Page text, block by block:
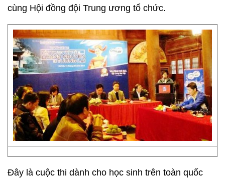
cùng Hội đồng đội Trung ương tổ chức.
Đây là cuộc thi dành cho học sinh trên toàn quốc